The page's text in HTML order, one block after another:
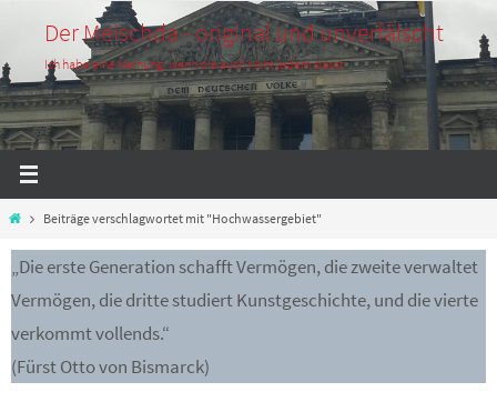
springen
Der Meischda - original und unverfälscht
Ich habe eine Meinung, wenn die auch nicht jedem passt
StartBeiträge verschlagwortet mit "Hochwassergebiet"
„Die erste Generation schafft Vermögen, die zweite verwaltet
Vermögen, die dritte studiert Kunstgeschichte, und die vierte
verkommt vollends.“
(Fürst Otto von Bismarck)